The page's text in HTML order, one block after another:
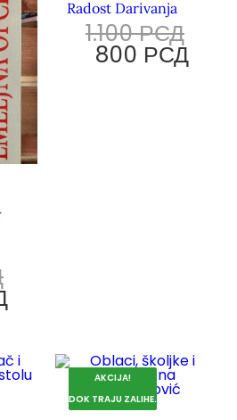
Radost Darivanja
1.100РСД
800 РСД
AKCIJA!
DOK TRAJU ZALIHE.